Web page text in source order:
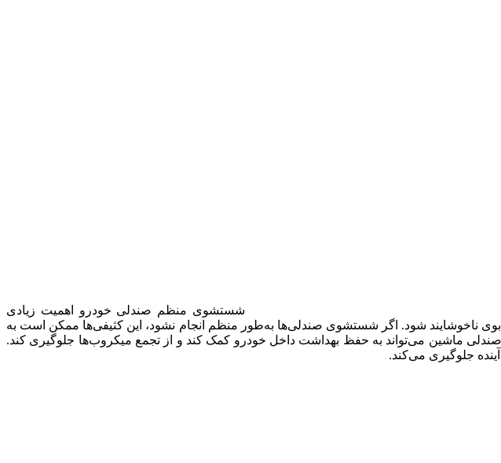
شستشوی منظم صندلی خودرو اهمیت زیادی
ناخوشایند شود. اگر شستشوی صندلی‌ها به‌طور منظم انجام نشود، این کثیفی‌ها ممکن است به
ماشین می‌تواند به حفظ بهداشت داخل خودرو کمک کند و از تجمع میکروب‌ها جلوگیری کند.
جلوگیری می‌کند.